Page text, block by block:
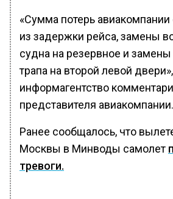
«Сумма потерь
из задержки рейса, замены
судна на резервное и замены
трапа на второй левой
информагентство
представителя авиакомпании.
Ранее сообщалось, что
Москвы в Минводы самолет
тревоги.